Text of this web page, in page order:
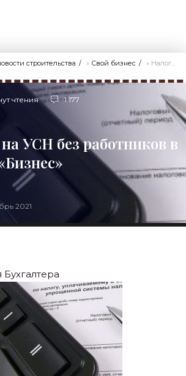
строительства » Свой бизнес » Налоги ИП на УСН без работников в 2021 году - «Бизнес»
чтения 1 177
УСН без работников в
2021